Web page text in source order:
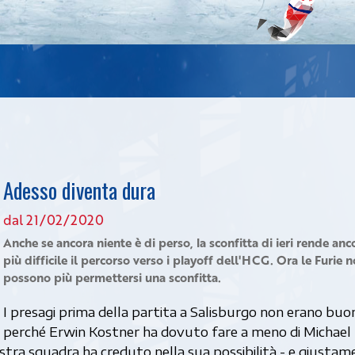
Adesso diventa dura
dal 21/02/2020
Anche se ancora niente è di perso, la sconfitta di ieri rende
più difficile il percorso verso i playoff dell'HCG. Ora le Furie
possono più permettersi una sconfitta.
I presagi prima della partita a Salisburgo non erano
perché Erwin Kostner ha dovuto fare a meno di Michael
squadra ha creduto nella sua possibilità - e